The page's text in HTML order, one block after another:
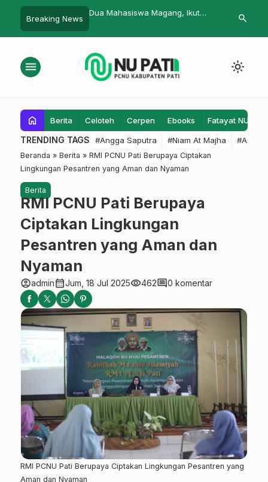
Breaking News
Asusila, PCNU Pati
Dua Mahasiswa Magang, Ikut
NU
Santri
Menjadi
search
menu light_mode
home Berita Celoteh Cerpen Ebooks Fatayat NU
TRENDING TAGS #Angga Saputra #Niam At Majha #Admin
Beranda » Berita » RMI PCNU Pati Berupaya Ciptakan
Lingkungan Pesantren yang Aman dan Nyaman
Berita
RMI PCNU Pati Berupaya
Ciptakan Lingkungan
Pesantren yang Aman dan
Nyaman
account_circleadmincalendar_monthJum, 18 Jul 2025visibility462comment0 komentar
RMI PCNU Pati Berupaya Ciptakan Lingkungan Pesantren yang
Aman dan Nyaman